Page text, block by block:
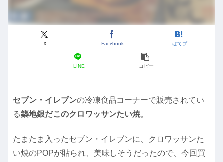
X Facebook はてブ
LINE コピー
セブン・イレブンの冷凍食品コーナーで販売されてい
る築地銀だこのクロワッサンたい焼。
たまたま入ったセブン・イレブンに、クロワッサンた
い焼のPOPが貼られ、美味しそうだったので、今回買